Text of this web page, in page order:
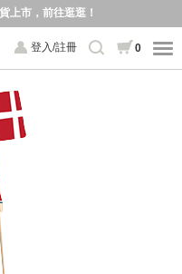
上市，前往逛逛！
登入/註冊 0